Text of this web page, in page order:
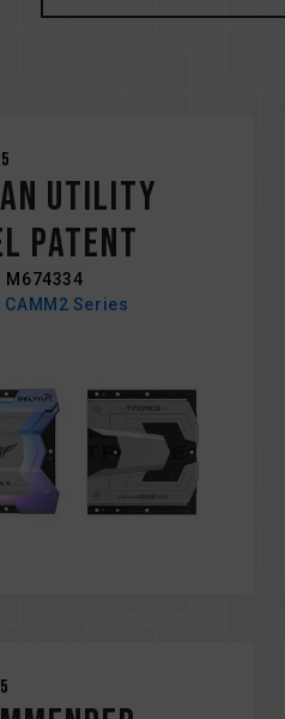
Utility
Patent
M674334
CAMM2 Series